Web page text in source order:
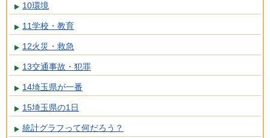
10環境
11学校・教育
12火災・救急
13交通事故・犯罪
14埼玉県が一番
15埼玉県の1日
統計グラフって何だろう？